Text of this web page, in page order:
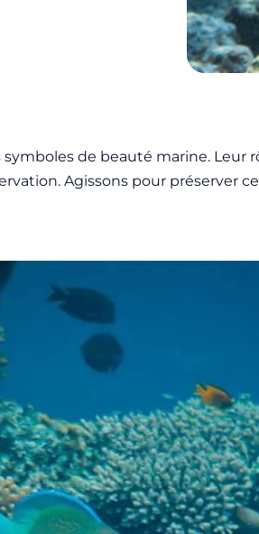
de beauté marine. Leur
Agissons pour préserver